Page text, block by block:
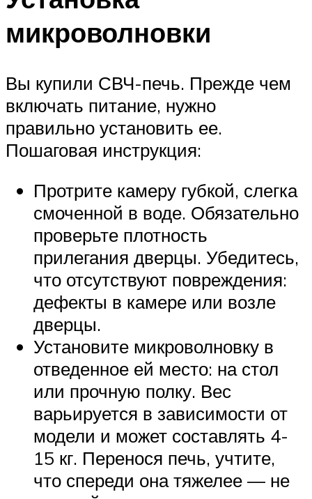
микроволновки
Вы купили СВЧ-печь. Прежде чем
включать питание, нужно
правильно установить ее.
Пошаговая инструкция:
Протрите камеру губкой, слегка
смоченной в воде. Обязательно
проверьте плотность
прилегания дверцы. Убедитесь,
что отсутствуют повреждения:
дефекты в камере или возле
дверцы.
Установите микроволновку в
отведенное ей место: на стол
или прочную полку. Вес
варьируется в зависимости от
модели и может составлять 4-
15 кг. Перенося печь, учтите,
что спереди она тяжелее — не